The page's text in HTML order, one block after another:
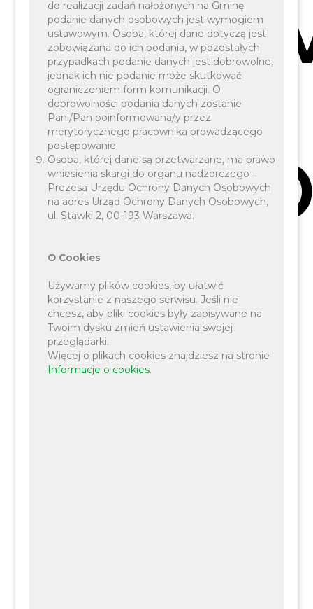
Wyznacz trasę
514 809
do realizacji zadań nałożonych na Gminę
podanie danych osobowych jest wymogiem
ustawowym. Osoba, której dane dotyczą jest
zobowiązana do ich podania, w pozostałych
przypadkach podanie danych jest dobrowolne,
jednak ich nie podanie może skutkować
ograniczeniem form komunikacji. O
dobrowolności podania danych zostanie
Pani/Pan poinformowana/y przez
merytorycznego pracownika prowadzącego
postępowanie.
Osoba, której dane są przetwarzane, ma prawo
wniesienia skargi do organu nadzorczego –
Prezesa Urzędu Ochrony Danych Osobowych
na adres Urząd Ochrony Danych Osobowych,
ul. Stawki 2, 00-193 Warszawa.
O Cookies
Używamy plików cookies, by ułatwić
korzystanie z naszego serwisu. Jeśli nie
chcesz, aby pliki cookies były zapisywane na
Twoim dysku zmień ustawienia swojej
przeglądarki.
Więcej o plikach cookies znajdziesz na stronie
Informacje o cookies.